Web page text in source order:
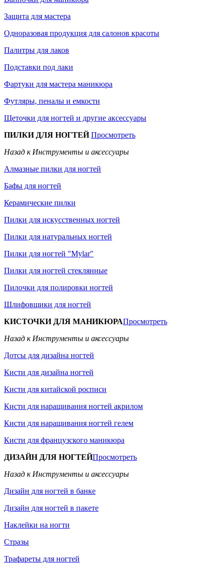
Защита для мастера
Одноразовая продукция для салонов красоты
Палитры для лаков
Подставки под лаки
Фартуки для мастера маникюра
Футляры, пеналы и емкости
Щеточки для ногтей и другие аксессуары
ПИЛКИ ДЛЯ НОГТЕЙПросмотреть
Назад к Инструменты и аксессуары
Алмазные пилки для ногтей
Бафы для ногтей
Керамические пилки
Пилки для искусственных ногтей
Пилки для натуральных ногтей
Пилки для ногтей "Mylar"
Пилки для ногтей стеклянные
Пилочки для полировки ногтей
Шлифовщики для ногтей
КИСТОЧКИ ДЛЯ МАНИКЮРАПросмотреть
Назад к Инструменты и аксессуары
Дотсы для дизайна ногтей
Кисти для дизайна ногтей
Кисти для китайской росписи
Кисти для наращивания ногтей акрилом
Кисти для наращивания ногтей гелем
Кисти для французского маникюра
ДИЗАЙН ДЛЯ НОГТЕЙПросмотреть
Назад к Инструменты и аксессуары
Дизайн для ногтей в банке
Дизайн для ногтей в пакете
Наклейки на ногти
Стразы
Трафареты для ногтей